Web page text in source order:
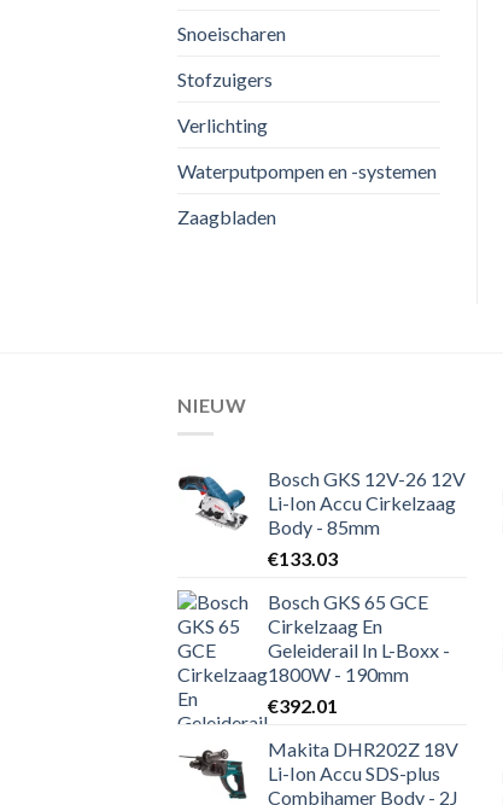
Snoeischaren
Stofzuigers
Verlichting
Waterputpompen en -systemen
Zaagbladen
NIEUW
Bosch GKS 12V-26 12V
Li-Ion Accu Cirkelzaag
Body - 85mm
€133.03
Bosch GKS 65 GCE
Cirkelzaag En
Geleiderail In L-Boxx -
1800W - 190mm
€392.01
Makita DHR202Z 18V
Li-Ion Accu SDS-plus
Combihamer Body - 2J